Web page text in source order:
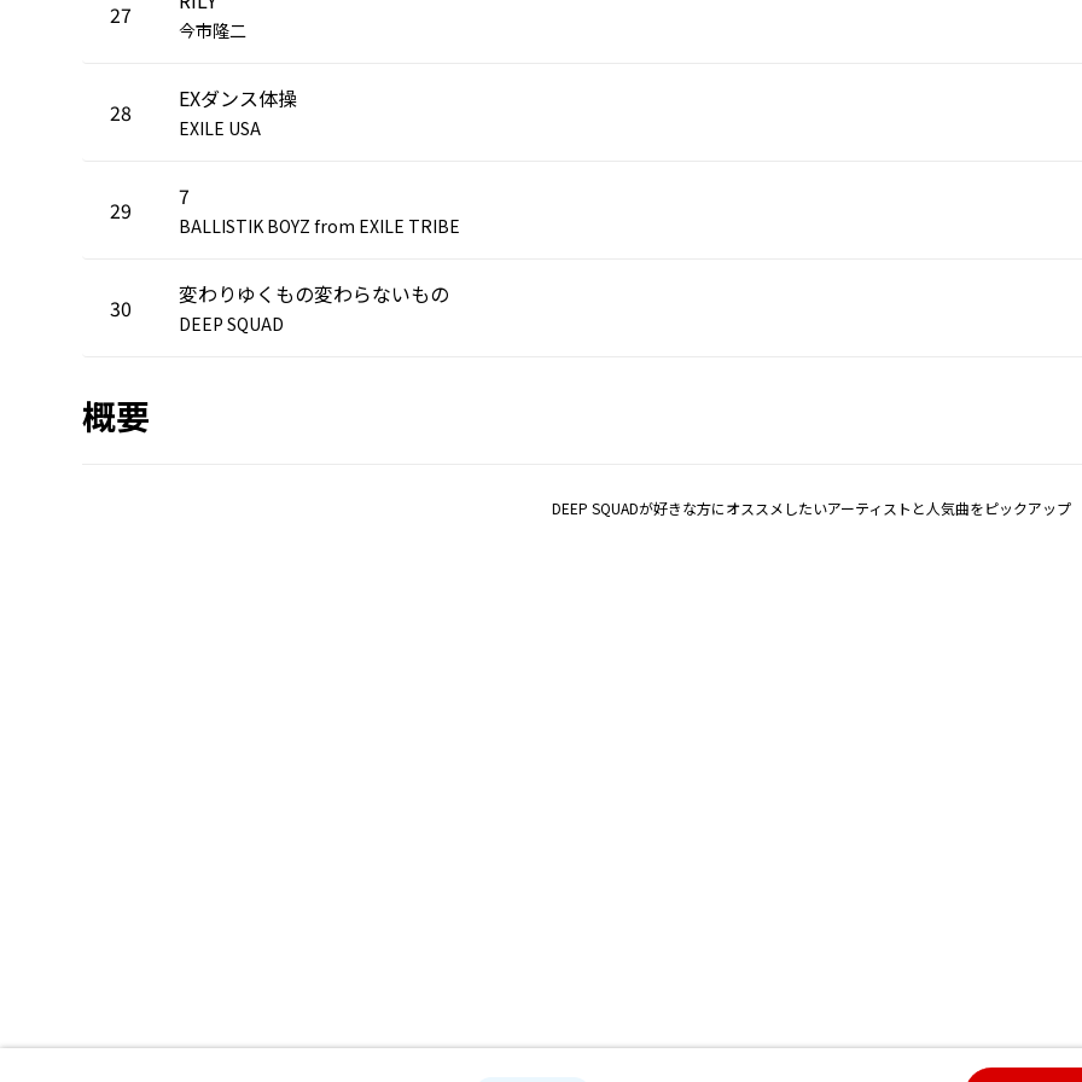
27
今市隆二
28 EXダンス体操
EXILE USA
29 7
BALLISTIK BOYZ from EXILE TRIBE
30 変わりゆくもの変わらないもの
DEEP SQUAD
概要
DEEP SQUADが好きな方にオススメしたいアーティストと人気曲をピックアップ